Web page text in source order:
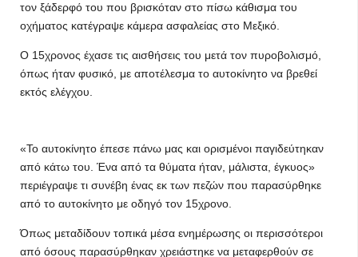
τον ξάδερφό του που βρισκόταν στο πίσω κάθισμα του
οχήματος κατέγραψε κάμερα ασφαλείας στο Μεξικό.
Ο 15χρονος έχασε τις αισθήσεις του μετά τον πυροβολισμό,
όπως ήταν φυσικό, με αποτέλεσμα το αυτοκίνητο να βρεθεί
εκτός ελέγχου.
«Το αυτοκίνητο έπεσε πάνω μας και ορισμένοι παγιδεύτηκαν
από κάτω του. Ένα από τα θύματα ήταν, μάλιστα, έγκυος»
περιέγραψε τι συνέβη ένας εκ των πεζών που παρασύρθηκε
από το αυτοκίνητο με οδηγό τον 15χρονο.
Όπως μεταδίδουν τοπικά μέσα ενημέρωσης οι περισσότεροι
από όσους παρασύρθηκαν χρειάστηκε να μεταφερθούν σε